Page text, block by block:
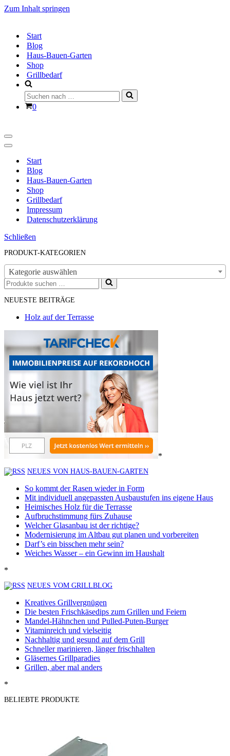
Zum Inhalt springen
Start
Blog
Haus-Bauen-Garten
Shop
Grillbedarf
Suchen
nach …
Warenkorb
0
Navigationsmenü
Navigationsmenü
Start
Blog
Haus-Bauen-Garten
Shop
Grillbedarf
Impressum
Datenschutzerklärung
Schließen
PRODUKT-KATEGORIEN
Kategorie auswählen
Suchen
nach …
NEUESTE BEITRÄGE
Holz auf der Terrasse
*
NEUES VON HAUS-BAUEN-GARTEN
So kommt der Rasen wieder in Form
Mit individuell angepassten Ausbaustufen ins eigene Haus
Heimisches Holz für die Terrasse
Aufbruchstimmung fürs Zuhause
Welcher Glasanbau ist der richtige?
Modernisierung im Altbau gut planen und vorbereiten
Darf’s ein bisschen mehr sein?
Weiches Wasser – ein Gewinn im Haushalt
*
NEUES VOM GRILLBLOG
Kreatives Grillvergnügen
Die besten Frischkäsedips zum Grillen und Feiern
Mandel-Hähnchen und Pulled-Puten-Burger
Vitaminreich und vielseitig
Nachhaltig und gesund auf dem Grill
Schneller marinieren, länger frischhalten
Gläsernes Grillparadies
Grillen, aber mal anders
*
BELIEBTE PRODUKTE